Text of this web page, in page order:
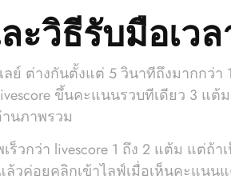
วิธีรับมือเว
ต่างกันตั้งแต่ 5 วินาทีถึงมากกว่
ขึ้นคะแนนรวบทีเดียว 3 แ
นภาพรวม
กว่า livescore 1 ถึง 2 แต้ม แต่ถ้า
ค่อยคลิกเข้าไลฟ์เมื่อเห็นคะแนน